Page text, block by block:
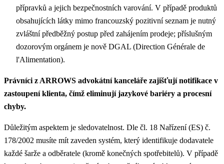
přípravků a jejich bezpečnostních varování. V případě produktů
obsahujících látky mimo francouzský pozitivní seznam je nutný
zvláštní předběžný postup před zahájením prodeje; příslušným
dozorovým orgánem je nově DGAL (Direction Générale de
l'Alimentation).
Právníci z ARROWS advokátní kanceláře zajišťují notifikace v
zastoupení klienta, čímž eliminují jazykové bariéry a procesní
chyby.
Důležitým aspektem je sledovatelnost. Dle čl. 18 Nařízení (ES) č.
178/2002 musíte mít zaveden systém, který identifikuje dodavatele
každé šarže a odběratele (kromě konečných spotřebitelů). V případě